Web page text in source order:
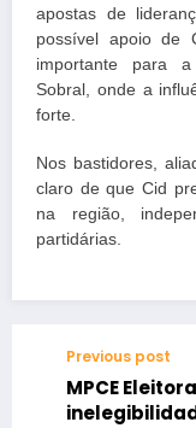
apostas de
possível apoio de
importante para
Sobral, onde a
forte.
Nos bastidores,
claro de que Cid
na região,
partidárias.
Previous post
MPCE